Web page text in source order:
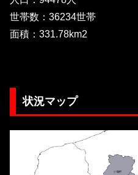
世帯数：36234世帯
面積：331.78km2
状況マップ